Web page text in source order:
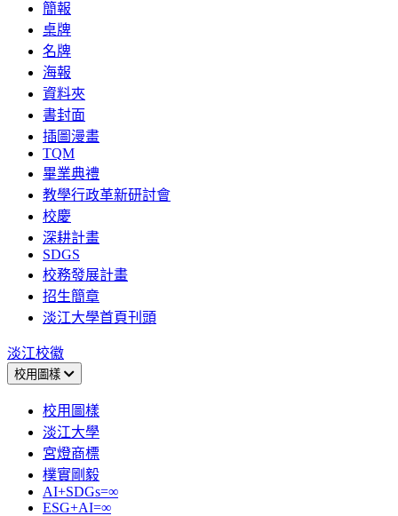
簡報
桌牌
名牌
海報
資料夾
書封面
插圖漫畫
TQM
畢業典禮
教學行政革新研討會
校慶
深耕計畫
SDGS
校務發展計畫
招生簡章
淡江大學首頁刊頭
淡江校徽
校用圖樣
校用圖樣
淡江大學
宮燈商標
樸實剛毅
AI+SDGs=∞
ESG+AI=∞